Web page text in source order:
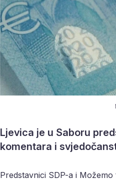
Ljevica je u Saboru
komentara i
Predstavnici SDP-a i